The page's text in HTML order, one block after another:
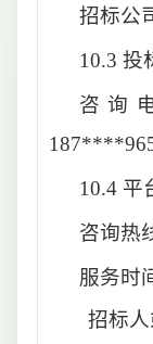
招标公
10.3 投
咨询
10.4 平
咨询热
服务时
招标